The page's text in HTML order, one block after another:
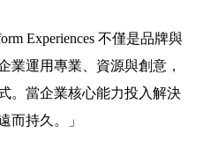
Experiences 不僅是品牌與
業運用專業、資源與創意，
。當企業核心能力投入解決
而持久。」